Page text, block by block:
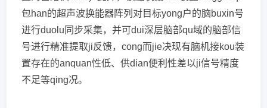
包han的超声波换能器阵列对目标yong户的脑buxin号
进行duolu同步采集，并可dui深层脑部qu域的脑部信
号进行精准提取ji反馈，cong而jie决现有脑机接kou装
置存在的anquan性低、供dian便利性差以ji信号精度
不足等qing况。